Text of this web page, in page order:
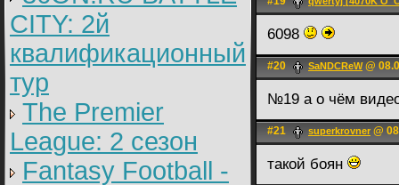
CITY: 2й
квалификационный
тур
The Premier
League: 2 cезон
Fantasy Football -
6098
#20 SaNDCReW@
№19 а о чём
#21 superkrovner @
такой боян